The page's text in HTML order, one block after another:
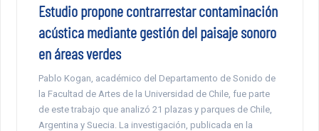
Estudio propone contrarrestar contaminación
acústica mediante gestión del paisaje sonoro
en áreas verdes
Pablo Kogan, académico del Departamento de Sonido de
la Facultad de Artes de la Universidad de Chile, fue parte
de este trabajo que analizó 21 plazas y parques de Chile,
Argentina y Suecia. La investigación, publicada en la